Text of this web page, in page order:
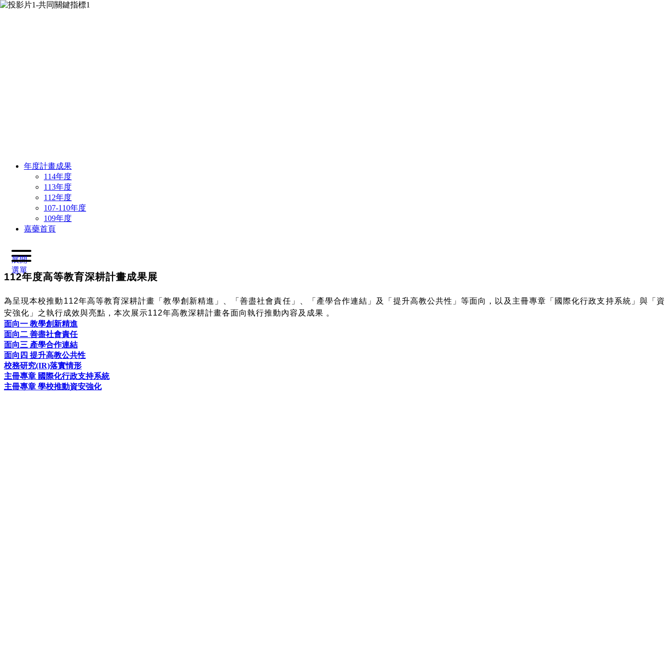
年度計畫成果
114年度
113年度
112年度
107-110年度
109年度
嘉藥首頁
展開
選單
112年度高等教育深耕計畫成果展
為呈現本校推動112年高等教育深耕計畫「教學創新精進」、「善盡社會責任」、「產學合作連結」及「提升高教公共性」等面向，以及主冊專章「國際化行政支持系統」與「資
安強化」之執行成效與亮點 ， 本次展示112年高教深耕計畫各面向執行推動內容及成果 。
面向一 教學創新精進
面向二 善盡社會責任
面向三 產學合作連結
面向四 提升高教公共性
校務研究(IR)落實情形
主冊專章 國際化行政支持系統
主冊專章 學校推動資安強化